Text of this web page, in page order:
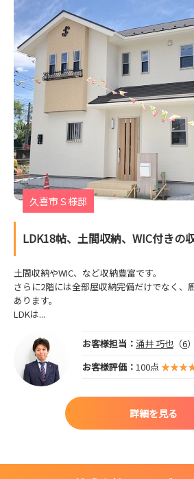
久喜市Ｓ様邸
LDK18帖、土間収納、WIC付きの
土間収納やWIC、など収納豊富です。
さらに2階には全部屋収納完備だけでなく、
あります。
LDKは...
お客様担当： 涌井 巧也 （6）
お客様評価： 100点
詳細を見る